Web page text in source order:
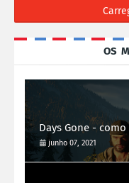
OS
Days Gone -
junho 07, 2021